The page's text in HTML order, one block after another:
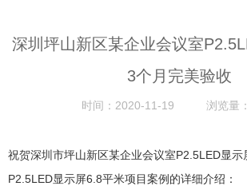
深圳坪山新区某企业会议室
3个月完美验收
时间： 2020-11-19 浏览量：
祝贺深圳市坪山新区某企业会议室P2.5LED显示
P2.5LED显示屏6.8平米项目案例的详细介绍：